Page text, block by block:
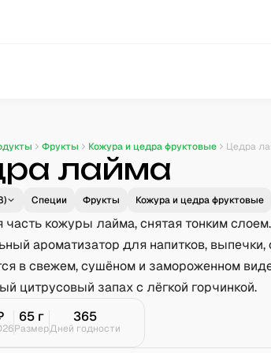
Фрукты Кожура и цедра фруктовые Цедра
лайма
) Специи Фрукты Кожура и цедра фруктовые
часть кожуры лайма, снятая тонким
ароматизатор для напитков,
в свежем, сушёном и замороженном
цитрусовый запах с лёгкой горчинкой.
65 г
Размер
365
Дней годности